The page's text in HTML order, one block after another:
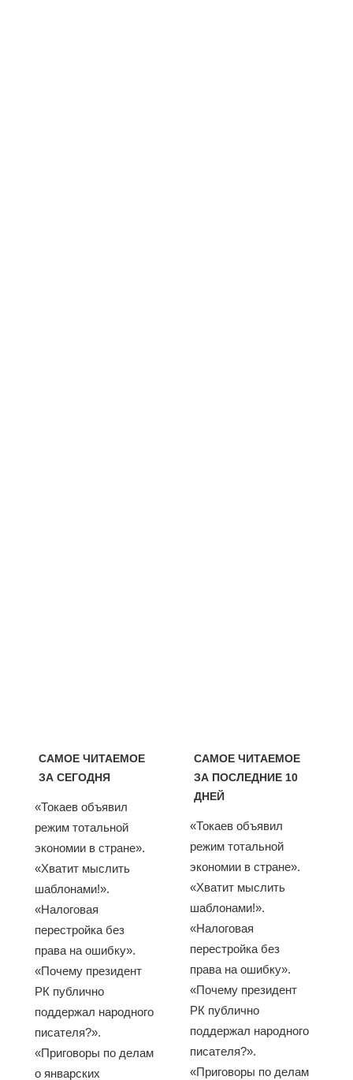
САМОЕ ЧИТАЕМОЕ
ЗА СЕГОДНЯ
«Токаев объявил
режим тотальной
экономии в стране».
«Хватит мыслить
шаблонами!».
«Налоговая
перестройка без
права на ошибку».
«Почему президент
РК публично
поддержал народного
писателя?».
«Приговоры по делам
о январских
САМОЕ ЧИТАЕМОЕ
ЗА ПОСЛЕДНИЕ 10
ДНЕЙ
«Токаев объявил
режим тотальной
экономии в стране».
«Хватит мыслить
шаблонами!».
«Налоговая
перестройка без
права на ошибку».
«Почему президент
РК публично
поддержал народного
писателя?».
«Приговоры по делам